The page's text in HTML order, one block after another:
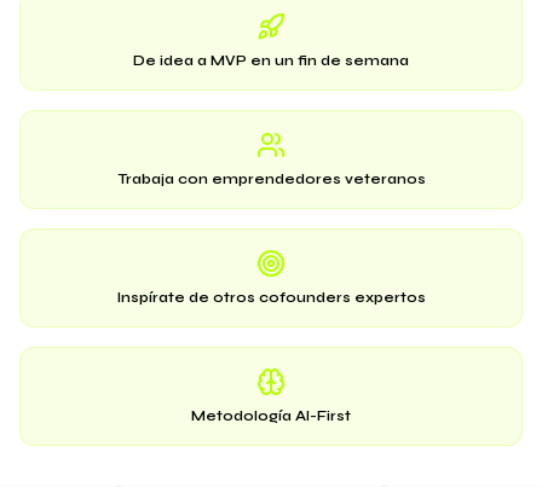
De idea a MVP en un fin de semana
Trabaja con emprendedores veteranos
Inspírate de otros cofounders expertos
Metodología AI-First